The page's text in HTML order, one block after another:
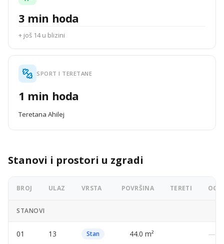
3 min hoda
+ još 14 u blizini
SPORT I TERETANE
1 min hoda
Teretana Ahilej
Stanovi i prostori u zgradi
BROJ ULAZ VRSTA POVRŠINA TERETI
STANOVI
01 13 Stan 44.0 m² —